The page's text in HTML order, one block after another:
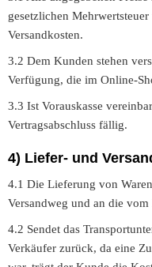
gesetzlichen
Versandkosten.
3.2 Dem Kunden stehen
Verfügung, die im Online-
3.3 Ist Vorauskasse
Vertragsabschluss fällig.
4) Liefer- und
4.1 Die Lieferung von
Versandweg und an die
4.2 Sendet das
Verkäufer zurück, da eine